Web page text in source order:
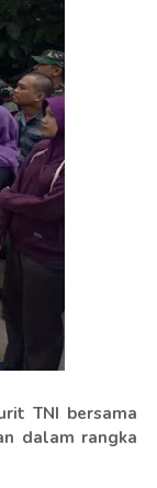
TNI bersama
dalam rangka